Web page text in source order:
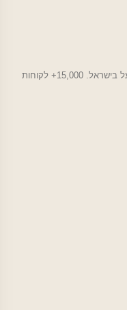
טפטים, מדבקות קיר וציפויי זכוכית. ייצור במפעל בישראל. 15,000+ לקוחות